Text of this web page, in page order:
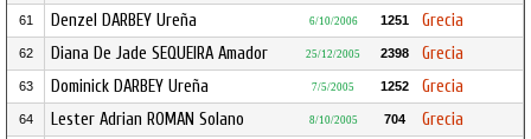
61 Denzel DARBEY Ureña 6/10/2006 1251 Grecia
62 Diana De Jade SEQUEIRA Amador 25/12/2005 2398 Grecia
63 Dominick DARBEY Ureña 7/5/2005 1252 Grecia
64 Lester Adrian ROMAN Solano 8/10/2005 704 Grecia